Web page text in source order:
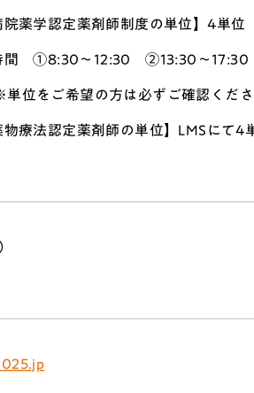
薬学認定薬剤師制度の単位】4単位
間①8:30～12:30 ②13:30～17:30
位をご希望の方は必ずご確認くだ
療法認定薬剤師の単位】LMSにて4